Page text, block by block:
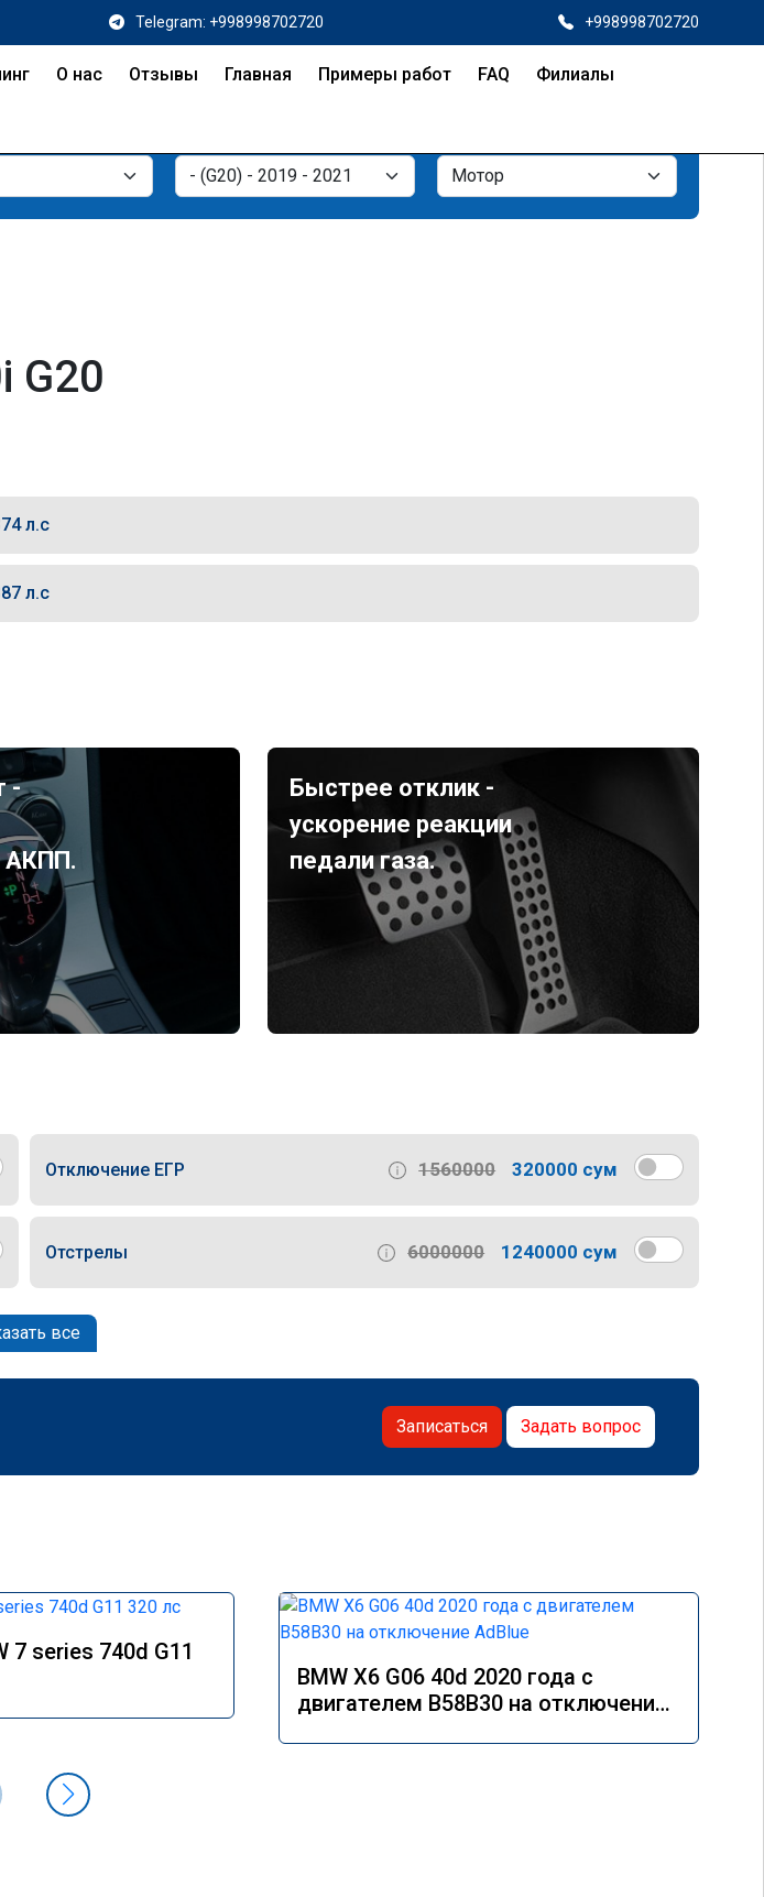
Telegram: +998998702720 +998998702720
О нас Отзывы Главная Примеры работ FAQ Филиалы
G20
л.с
л.с
-
АКПП.
Быстрее отклик -
ускорение реакции
педали газа.
Отключение ЕГР 1560000 320000 сум
Отстрелы 6000000 1240000 сум
все
Записаться Задать вопрос
7 series 740d G11
BMW X6 G06 40d 2020 года с
двигателем B58B30 на отключение